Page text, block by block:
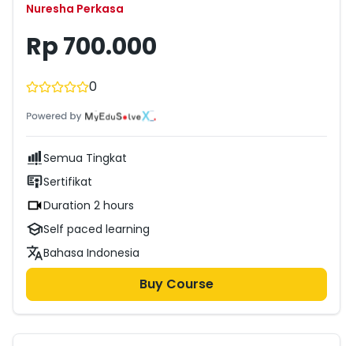
Nuresha Perkasa
Rp 700.000
0
Semua Tingkat
Sertifikat
Duration 2 hours
Self paced learning
Bahasa Indonesia
Buy Course